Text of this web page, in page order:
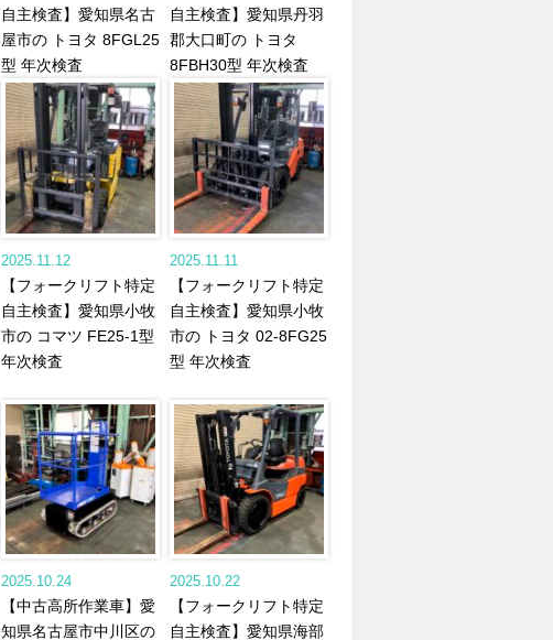
自主検査】愛知県名古
屋市の トヨタ 8FGL25
型 年次検査
自主検査】愛知県丹羽
郡大口町の トヨタ
8FBH30型 年次検査
2025.11.12
【フォークリフト特定
自主検査】愛知県小牧
市の コマツ FE25-1型
年次検査
2025.11.11
【フォークリフト特定
自主検査】愛知県小牧
市の トヨタ 02-8FG25
型 年次検査
2025.10.24
【中古高所作業車】愛
知県名古屋市中川区の
2025.10.22
【フォークリフト特定
自主検査】愛知県海部